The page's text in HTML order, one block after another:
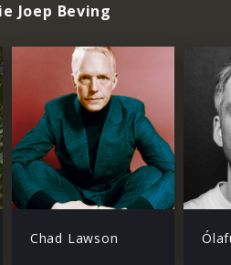
Joep Beving
Chad Lawson